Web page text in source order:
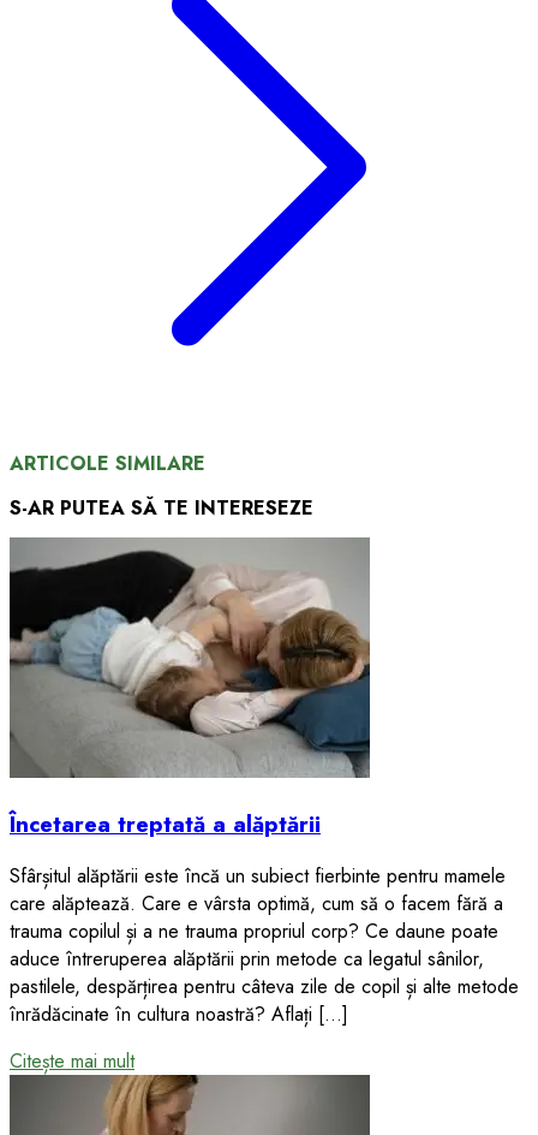
ARTICOLE SIMILARE
S-AR PUTEA SĂ TE INTERESEZE
Încetarea treptată a alăptării
Sfârșitul alăptării este încă un subiect fierbinte pentru mamele
care alăptează. Care e vârsta optimă, cum să o facem fără a
trauma copilul și a ne trauma propriul corp? Ce daune poate
aduce întreruperea alăptării prin metode ca legatul sânilor,
pastilele, despărțirea pentru câteva zile de copil și alte metode
înrădăcinate în cultura noastră? Aflați […]
Citește mai mult